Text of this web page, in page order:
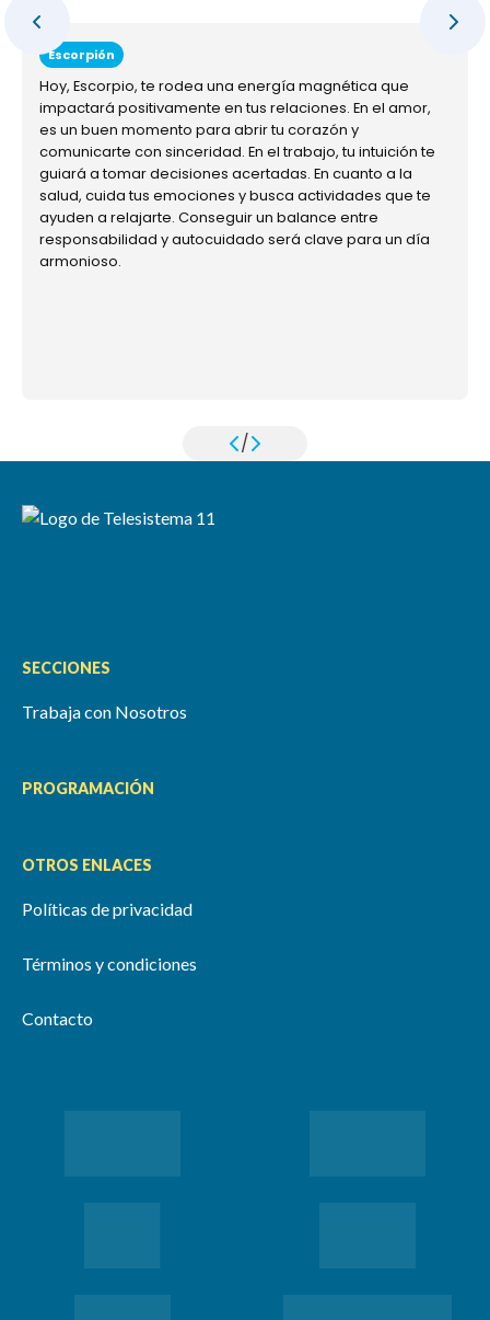
Escorpión
Hoy, Escorpio, te rodea una energía magnética que
impactará positivamente en tus relaciones. En el amor,
es un buen momento para abrir tu corazón y
comunicarte con sinceridad. En el trabajo, tu intuición te
guiará a tomar decisiones acertadas. En cuanto a la
salud, cuida tus emociones y busca actividades que te
ayuden a relajarte. Conseguir un balance entre
responsabilidad y autocuidado será clave para un día
armonioso.
/
SECCIONES
Trabaja con Nosotros
PROGRAMACIÓN
OTROS ENLACES
Políticas de privacidad
Términos y condiciones
Contacto